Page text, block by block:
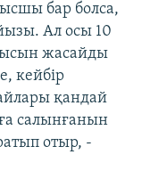
бар болса,
Ал осы 10
жасайды
кейбір
қандай
салынғанын
отыр, -